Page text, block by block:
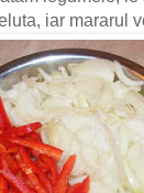
iar mararul